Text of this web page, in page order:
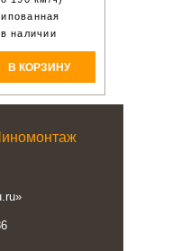
наличии
В КОРЗИНУ